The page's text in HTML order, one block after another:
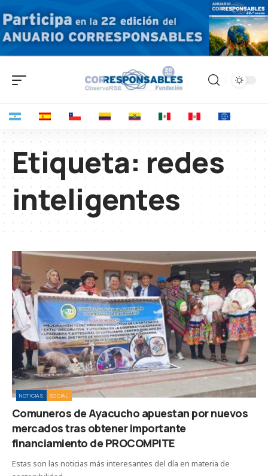
Etiqueta: redes
inteligentes
NOTICIAS SOCIAL
Comuneros de Ayacucho apuestan por nuevos
mercados tras obtener importante
financiamiento de PROCOMPITE
Estas son las noticias más interesantes del día en materia de